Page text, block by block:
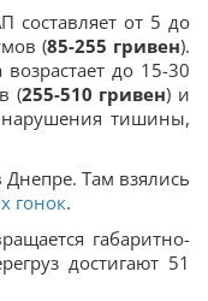
составляет от 5 до
(85-255 гривен).
до 15-30
(255-510 гривен) и
нарушения тишины,
Там взялись
гонок.
габаритно-
достигают 51